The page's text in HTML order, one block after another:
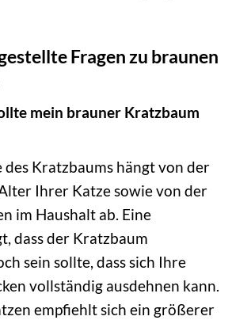
Fragen zu braunen
mein brauner Kratzbaum
des Kratzbaums hängt von der
Ihrer Katze sowie von der
im Haushalt ab. Eine
dass der Kratzbaum
sein sollte, dass sich Ihre
vollständig ausdehnen kann.
empfiehlt sich ein größerer